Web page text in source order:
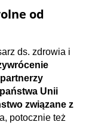
od
ds. zdrowia i
Unii
związane z
potocznie też